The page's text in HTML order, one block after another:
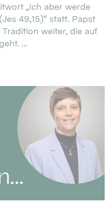
„Ich aber werde
49,15)“ statt. Papst
weiter, die auf
...